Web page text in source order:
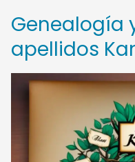
Genealogía
apellidos